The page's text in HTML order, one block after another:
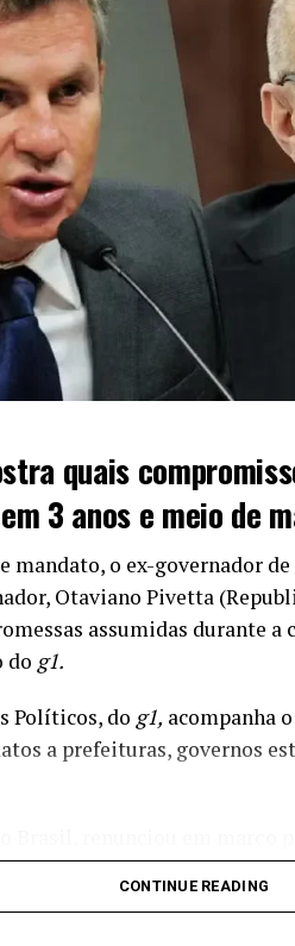
quais
3 anos e meio de
mandato, o ex-governador
Otaviano Pivetta
assumidas durante a
do g1.
Políticos, do g1, acompanha
a prefeituras, governos
o cargo e tem o apoio do
CONTINUE READING